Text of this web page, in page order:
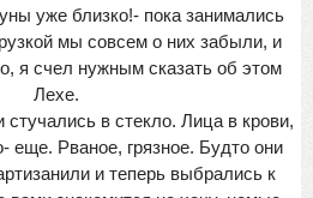
уже близко!- пока занимались
мы совсем о них забыли, и
я счел нужным сказать об этом
Лехе.
в стекло. Лица в крови,
еще. Рваное, грязное. Будто они
и теперь выбрались к